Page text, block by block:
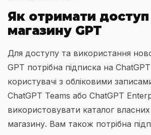
Як отримати
магазину GPT
Для доступу та використання
GPT потрібна підписка на
користувачі з обліковими
ChatGPT Teams або ChatGPT
використовувати каталог
магазину. Вам також потрібна